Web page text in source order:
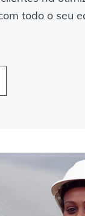
todo o seu